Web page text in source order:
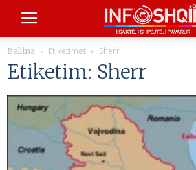
Ballina Etiketimet Sherr
Etiketim: Sherr